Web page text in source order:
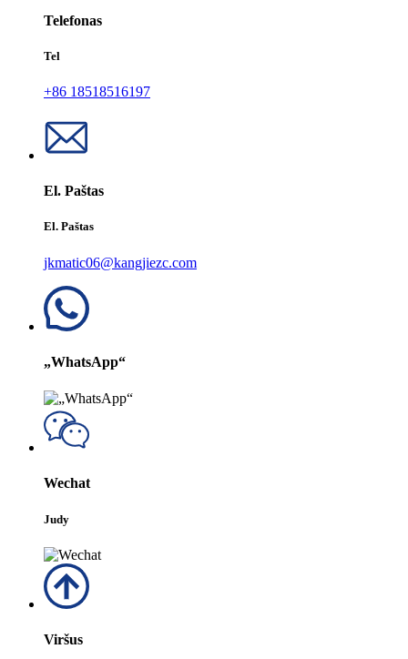
Telefonas
Tel
+86 18518516197
El. Paštas
El. Paštas
jkmatic06@kangjiezc.com
„WhatsApp“
Wechat
Judy
Viršus